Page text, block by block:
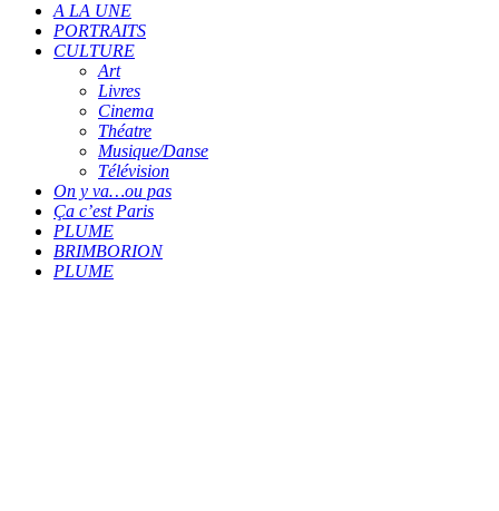
A LA UNE
PORTRAITS
CULTURE
Art
Livres
Cinema
Théatre
Musique/Danse
Télévision
On y va…ou pas
Ça c’est Paris
PLUME
BRIMBORION
PLUME